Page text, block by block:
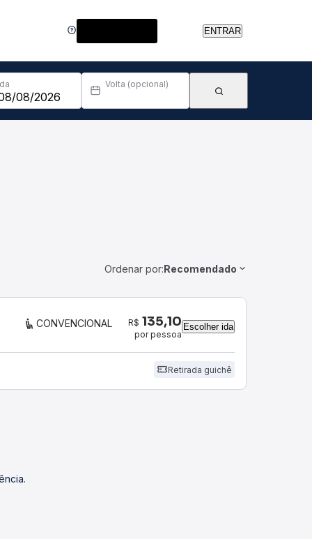
ENTRAR
Volta (opcional)
Ordenar por:Recomendado
CONVENCIONAL R$ 135,10
por pessoa
Escolher ida
Retirada guichê